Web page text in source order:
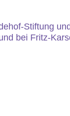
Stiftung
bei Fritz-